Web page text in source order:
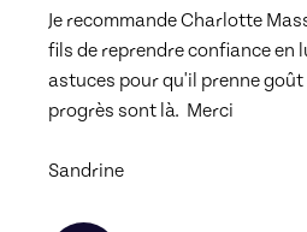
Je recommande Charlotte
fils de reprendre confiance en
astuces pour qu'il prenne goût
progrès sont là.  Merci
Sandrine